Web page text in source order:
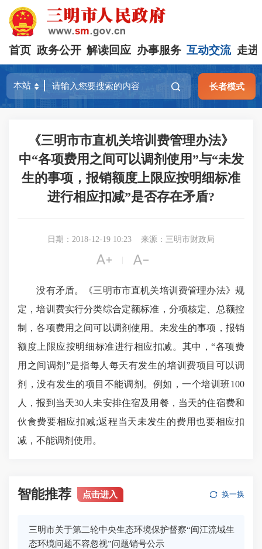
首页 政务公开 解读回应 办事服务 互动交流 走进
长者模式
《三明市市直机关培训费管理办法》
中“各项费用之间可以调剂使用”与“未发
生的事项，报销额度上限应按明细标准
进行相应扣减”是否存在矛盾?
日期：2018-12-19 10:23 来源：三明市财政局
 
没有矛盾。《三明市市直机关培训费管理办法》规
定，培训费实行分类综合定额标准，分项核定、总额控
制，各项费用之间可以调剂使用。未发生的事项，报销
额度上限应按明细标准进行相应扣减。其中，“各项费
用之间调剂”是指每人每天有发生的培训费项目可以调
剂，没有发生的项目不能调剂。例如，一个培训班100
人，报到当天30人未安排住宿及用餐，当天的住宿费和
伙食费要相应扣减;返程当天未发生的费用也要相应扣
减，不能调剂使用。
智能推荐 点击进入 换一换
三明市关于第二轮中央生态环境保护督察“闽江流域生
态环境问题不容忽视”问题销号公示